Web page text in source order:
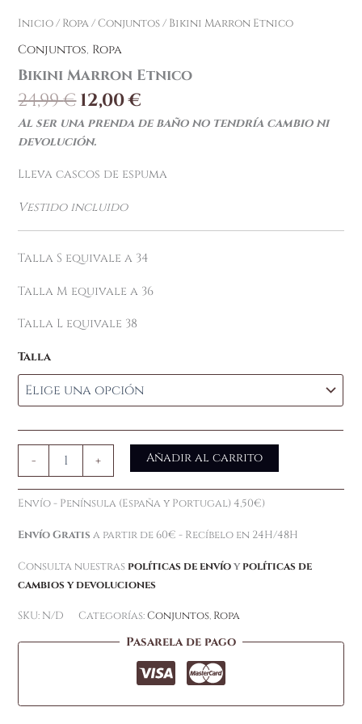
Inicio/ Ropa/Conjuntos/ Bikini Marron Etnico
Conjuntos, Ropa
Bikini Marron Etnico
24,99€12,00€
Al ser una prenda de baño no tendría cambio ni
devolución.
Lleva cascos de espuma
Vestido incluido
Talla S equivale a 34
Talla M equivale a 36
Talla L equivale 38
Talla
- + Añadir al carrito
Envío - Península (España y Portugal) 4,50€)
Envío Gratis a partir de 60€ - Recíbelo en 24H/48H
Consulta nuestras políticas de envíoy políticas de
cambios y devoluciones
SKU: N/D Categorías:Conjuntos, Ropa
Pasarela de pago